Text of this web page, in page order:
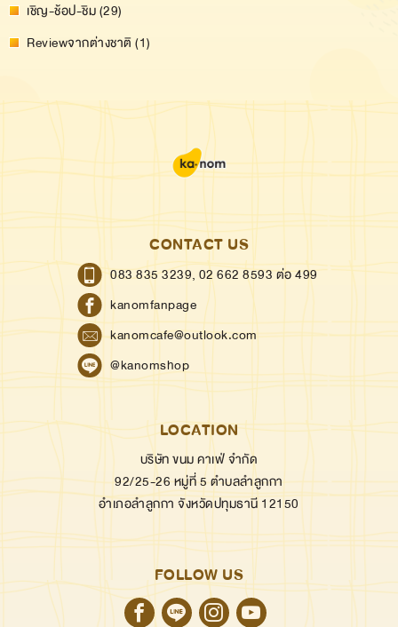
เชิญ-ช้อป-ชิม (29)
Reviewจากต่างชาติ (1)
CONTACT US
083 835 3239, 02 662 8593 ต่อ 499
kanomfanpage
kanomcafe@outlook.com
@kanomshop
LOCATION
บริษัท ขนม คาเฟ่ จำกัด
92/25-26 หมู่ที่ 5 ตำบลลำลูกกา
อำเภอลำลูกกา จังหวัดปทุมธานี 12150
FOLLOW US